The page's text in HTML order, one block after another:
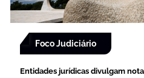
Foco Judiciário
Entidades jurídicas divulgam